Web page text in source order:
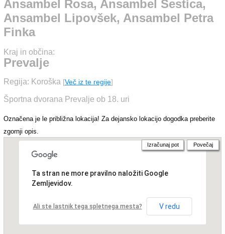
Ansambel Rosa, Ansambel Šestica,
Ansambel Lipovšek, Ansambel Petra
Finka
Kraj in občina:
Prevalje
Regija: Koroška [Več iz te regije]
Športna dvorana Prevalje ob 18. uri
Označena je le približna lokacija! Za dejansko lokacijo dogodka preberite
zgornji opis.
Ta stran ne more pravilno naložiti Google
Zemljevidov.
Ali ste lastnik tega spletnega mesta? V redu
Izračunaj pot Povečaj